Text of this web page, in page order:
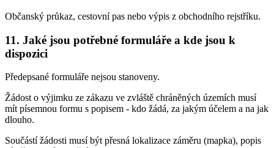
Občanský průkaz, cestovní pas nebo výpis z obchodního rejstříku.
11. Jaké jsou potřebné formuláře a kde jsou k
dispozici
Předepsané formuláře nejsou stanoveny.
Žádost o výjimku ze zákazu ve zvláště chráněných územích musí
mít písemnou formu s popisem - kdo žádá, za jakým účelem a na jak
dlouho.
Součástí žádosti musí být přesná lokalizace záměru (mapka), popis